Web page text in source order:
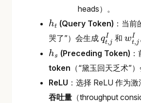
heads）。
ht
ht
(Query Token) ：当
哭了”）会生成 qI
t,j
qt I
和wI
t,j
w I
hs
hs
(Preceding Token)
token （“黛玉回天乏术”
ksI
ReLU ：选择 ReLU 作为
吞吐量 （throughput